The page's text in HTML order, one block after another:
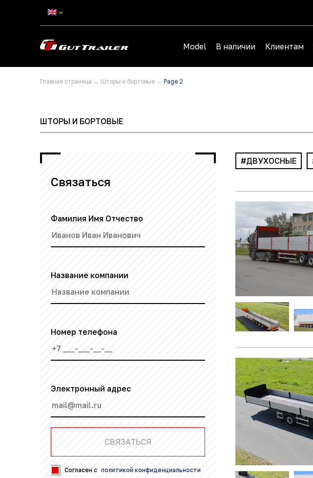
Model В наличии Клиентам
Главная страница → Шторы и бортовые → Page 2
ШТОРЫ И БОРТОВЫЕ
Связаться
Фамилия Имя Отчество
Название компании
Номер телефона
Электронный адрес
Согласен с политикой конфиденциальности
ДВУХОСНЫЕ